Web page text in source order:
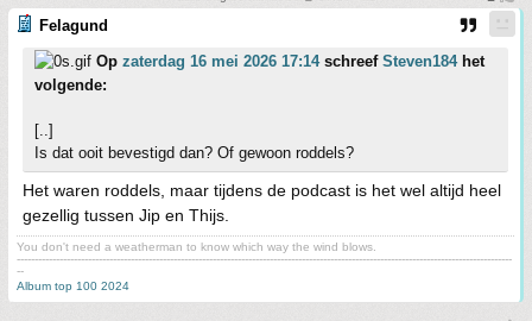
Felagund
Op zaterdag 16 mei 2026 17:14schreef Steven184het
volgende:
[..]
Is dat ooit bevestigd dan? Of gewoon roddels?
Het waren roddels, maar tijdens de podcast is het wel altijd heel
gezellig tussen Jip en Thijs.
You don't need a weatherman to know which way the wind blows.
-------------------------------------------------------------------------------------------------------------------------------------------
--
Album top 100 2024